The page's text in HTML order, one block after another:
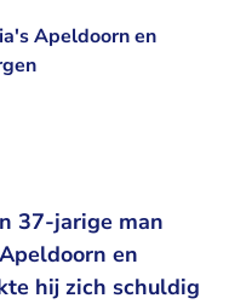
Apeldoorn en
37-jarige man
en
hij zich schuldig